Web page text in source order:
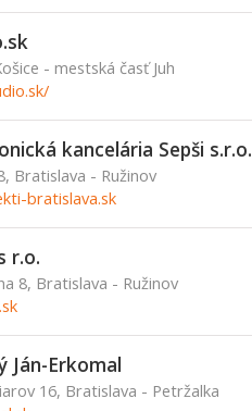
- mestská časť Juh
kancelária Sepši s.r.o.
Bratislava - Ružinov
bratislava.sk
r.o.
8, Bratislava - Ružinov
Ján-Erkomal
16, Bratislava - Petržalka